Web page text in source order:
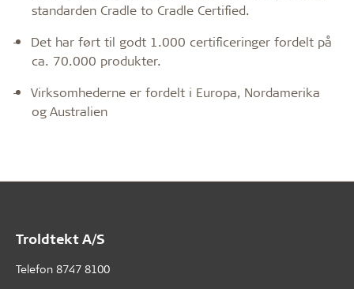
standarden Cradle to Cradle Certified.
-
Det har ført til godt 1.000 certificeringer fordelt på
ca. 70.000 produkter.
-
Virksomhederne er fordelt i Europa, Nordamerika
og Australien
Troldtekt A/S
Telefon 8747 8100